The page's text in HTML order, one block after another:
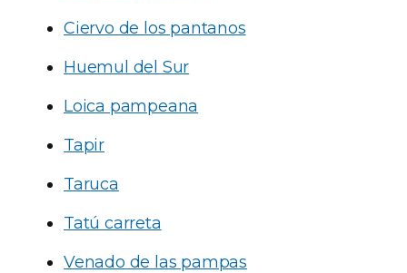
Ciervo de los pantanos
Huemul del Sur
Loica pampeana
Tapir
Taruca
Tatú carreta
Venado de las pampas